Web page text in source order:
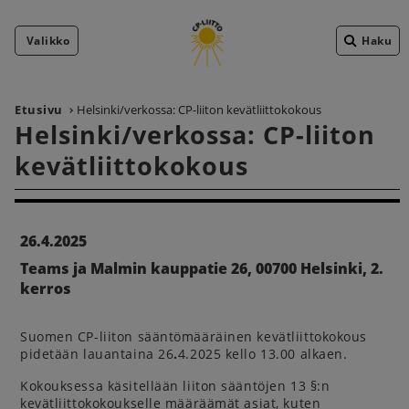
Valikko Haku
Etusivu Helsinki/verkossa: CP-liiton kevätliittokokous
Helsinki/verkossa: CP-liiton
kevätliittokokous
26.4.2025
Teams ja Malmin kauppatie 26, 00700 Helsinki, 2.
kerros
Suomen CP-liiton sääntömääräinen kevätliittokokous
pidetään lauantaina 26.4.2025 kello 13.00 alkaen.
Kokouksessa käsitellään liiton sääntöjen 13 §:n
kevätliittokokoukselle määräämät asiat, kuten